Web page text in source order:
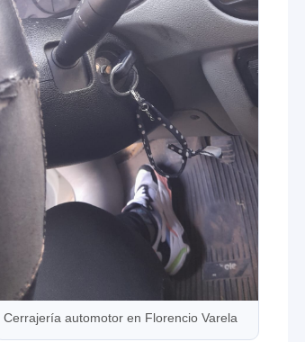
Cerrajería automotor en Florencio Varela